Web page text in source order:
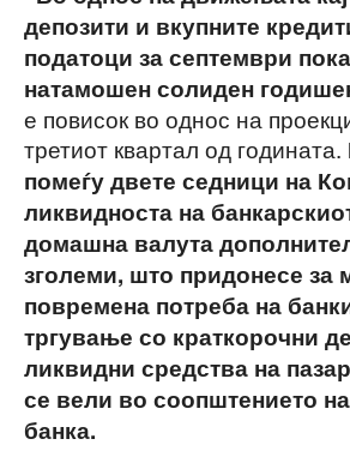
депозити и вкупните
податоци за септември
натамошен солиден
е повисок во однос на
третиот квартал од годината.
помеѓу двете седници на
ликвидноста на
домашна валута
зголеми, што придонесе за
повремена потреба на
тргување со краткорочни
ликвидни средства на
се вели во соопштението
банка.